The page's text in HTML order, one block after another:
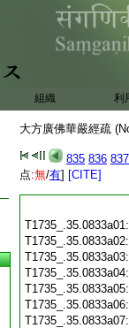
組織 利
大方廣佛華嚴經疏
835 836 837
点:無/有] [CITE]